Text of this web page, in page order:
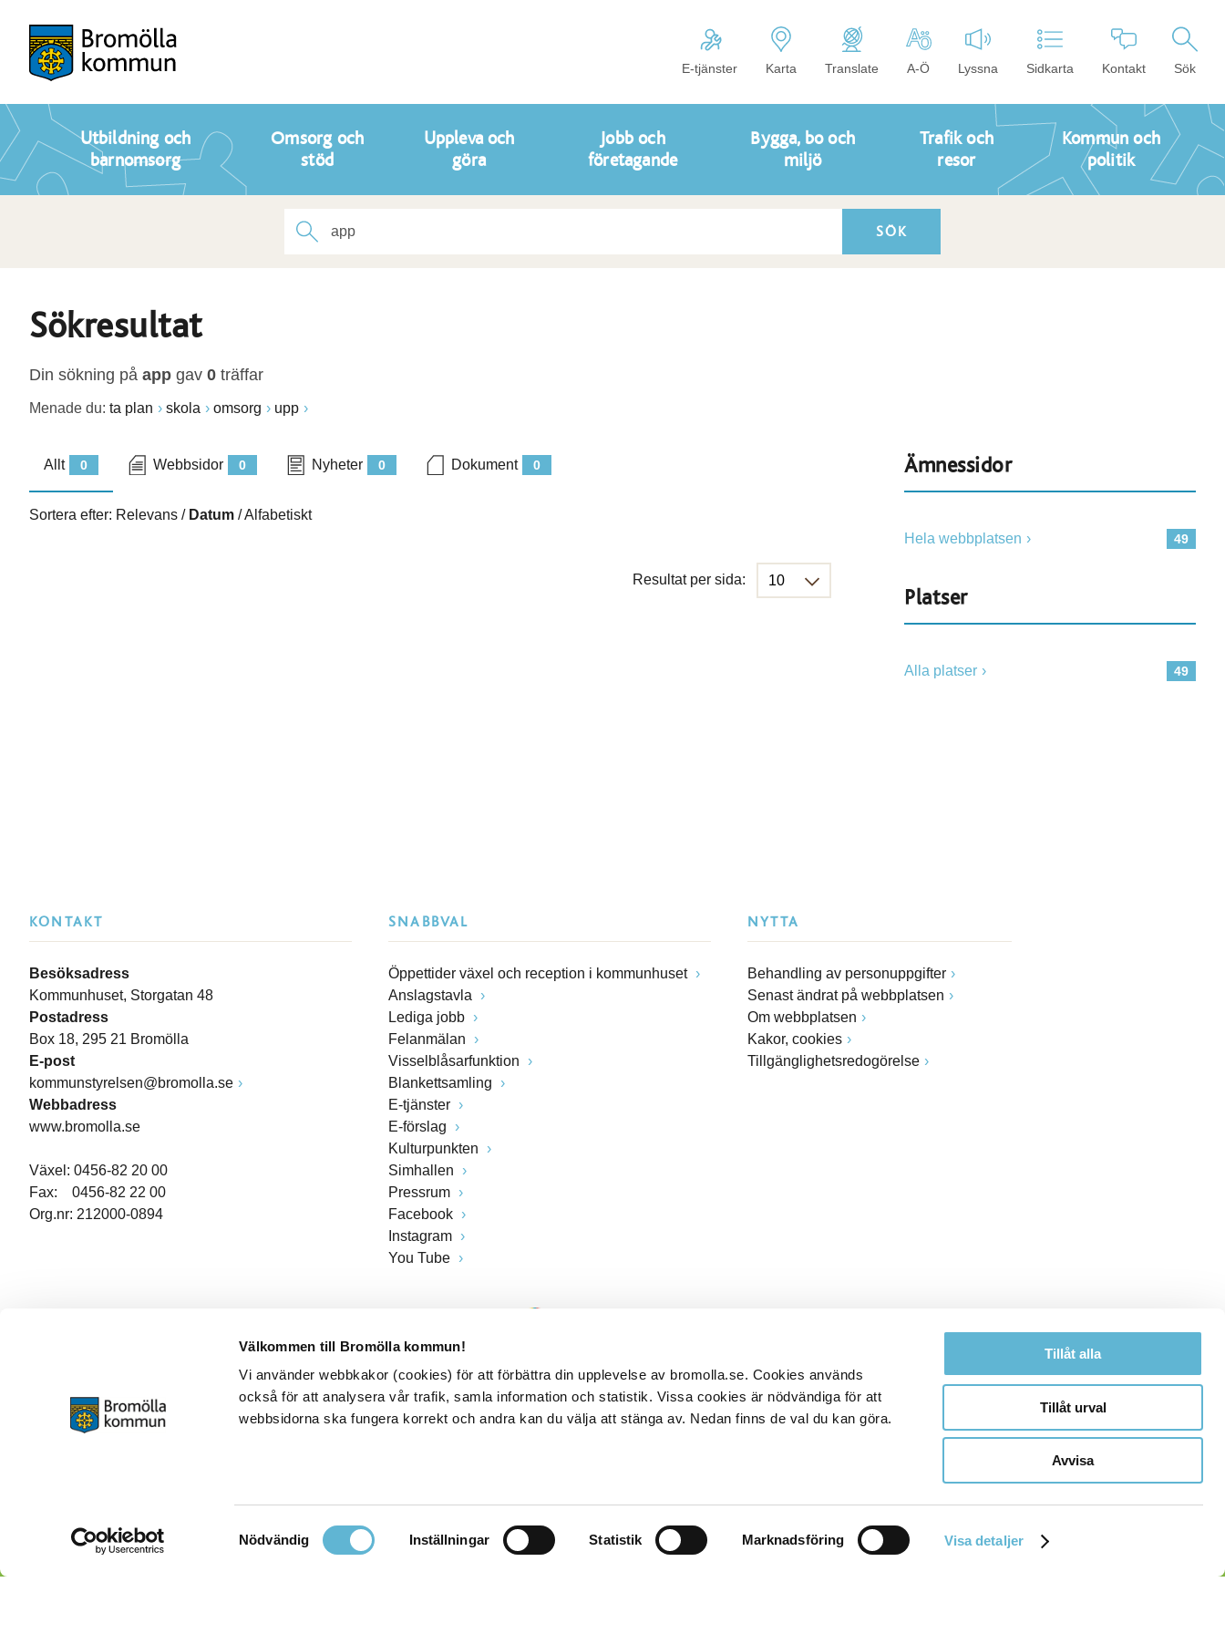
Välkommen till Bromölla kommun!
Vi använder webbkakor (cookies) för att förbättra din upplevelse av bromolla.se. Cookies används
också för att analysera vår trafik, samla information och statistik. Vissa cookies är nödvändiga för att
webbsidorna ska fungera korrekt och andra kan du välja att stänga av. Nedan finns de val du kan göra.
Samtyckesval
Nödvändig Inställningar Statistik Marknadsföring Visa detaljer
Tillåt alla
Tillåt urval
Avvisa
E-tjänster Karta Translate A-Ö Lyssna Sidkarta Kontakt Sök
Utbildning och
barnomsorg
Omsorg och
stöd
Uppleva och
göra
Jobb och
företagande
Bygga, bo och
miljö
Trafik och
resor
Kommun och
politik
Sökresultat
Din sökning på app gav 0 träffar
Menade du: ta plan skola omsorg upp
0
Allt 0
Webbsidor 0
Nyheter 0
Dokument
Sortera efter: Relevans / Datum /Alfabetiskt
Resultat per sida:
Ämnessidor
49
Hela webbplatsen
Platser
49
Alla platser
KONTAKT
Besöksadress
Kommunhuset, Storgatan 48
Postadress
Box 18, 295 21 Bromölla
E-post
kommunstyrelsen@bromolla.se
Webbadress
www.bromolla.se
Växel: 0456-82 20 00
Fax: 0456-82 22 00
Org.nr: 212000-0894
SNABBVAL
Öppettider växel och reception i kommunhuset
Anslagstavla
Lediga jobb
Felanmälan
Visselblåsarfunktion
Blankettsamling
E-tjänster
E-förslag
Kulturpunkten
Simhallen
Pressrum
Facebook
Instagram
You Tube
NYTTA
Behandling av personuppgifter
Senast ändrat på webbplatsen
Om webbplatsen
Kakor, cookies
Tillgänglighetsredogörelse